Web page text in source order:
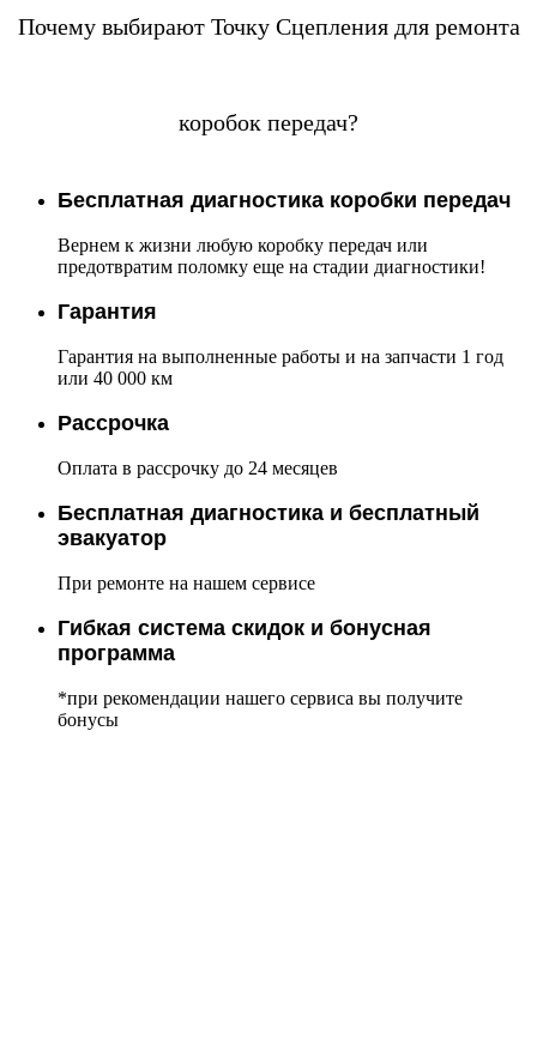
Почему выбирают Точку Сцепления для ремонта
коробок передач?
Бесплатная диагностика коробки передач
Вернем к жизни любую коробку передач или
предотвратим поломку еще на стадии диагностики!
Гарантия
Гарантия на выполненные работы и на запчасти 1 год
или 40 000 км
Рассрочка
Оплата в рассрочку до 24 месяцев
Бесплатная диагностика и бесплатный
эвакуатор
При ремонте на нашем сервисе
Гибкая система скидок и бонусная
программа
*при рекомендации нашего сервиса вы получите
бонусы